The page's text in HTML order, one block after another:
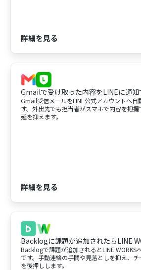
詳細を見る
Gmailで受け取った内容をLINEに通知
Gmail受信メールをLINE公式アカウントへ自
す。外出先でも担当者がスマホで内容を把
延を抑えます。
詳細を見る
Backlogに課題が追加されたらLINE
Backlogで課題が追加されるとLINE WORKS
です。手動連絡の手間や見落としを抑え、
を後押しします。